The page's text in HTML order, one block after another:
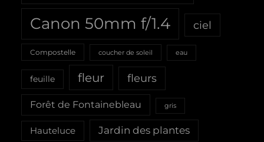
Canon 50mm f/1.4 ciel
Compostelle coucher de soleil eau
feuille fleur fleurs
Forêt de Fontainebleau gris
Hauteluce Jardin des plantes